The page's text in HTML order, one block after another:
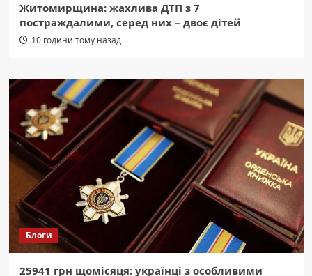
Житомирщина: жахлива ДТП з 7
постраждалими, серед них – двоє дітей
10 години тому назад
Блоги
25941 грн щомісяця: українці з особливими